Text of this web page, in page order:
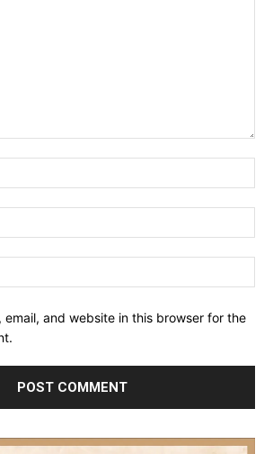
email, and website in this browser for the